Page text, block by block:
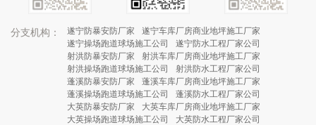
分支机构： 遂宁防暴安防厂家
遂宁车库厂房商业地坪施工厂家
遂宁操场跑道球场施工公司
遂宁防水工程厂家公司
射洪防暴安防厂家
射洪车库厂房商业地坪施工厂家
射洪操场跑道球场施工公司
射洪防水工程厂家公司
蓬溪防暴安防厂家
蓬溪车库厂房商业地坪施工厂家
蓬溪操场跑道球场施工公司
蓬溪防水工程厂家公司
大英防暴安防厂家
大英车库厂房商业地坪施工厂家
大英操场跑道球场施工公司
大英防水工程厂家公司